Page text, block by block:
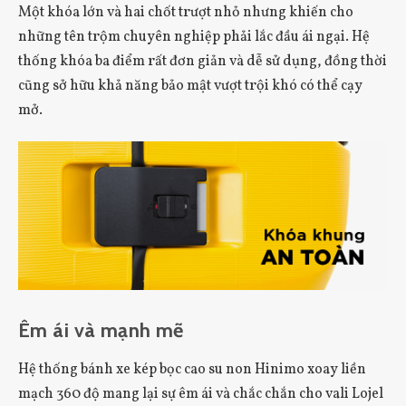
Một khóa lớn và hai chốt trượt nhỏ nhưng khiến cho
những tên trộm chuyên nghiệp phải lắc đầu ái ngại. Hệ
thống khóa ba điểm rất đơn giản và dễ sử dụng, đồng thời
cũng sở hữu khả năng bảo mật vượt trội khó có thể cạy
mở.
Êm ái và mạnh mẽ
Hệ thống bánh xe kép bọc cao su non Hinimo xoay liền
mạch 360 độ mang lại sự êm ái và chắc chắn cho vali Lojel